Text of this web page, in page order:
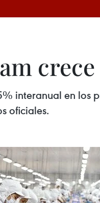
crece
interanual en los
oficiales.